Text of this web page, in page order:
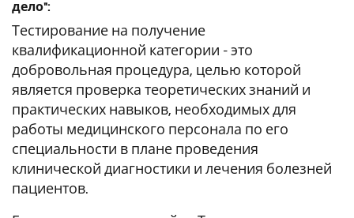
дело":
Тестирование на получение
квалификационной категории - это
добровольная процедура, целью которой
является проверка теоретических знаний и
практических навыков, необходимых для
работы медицинского персонала по его
специальности в плане проведения
клинической диагностики и лечения болезней
пациентов.